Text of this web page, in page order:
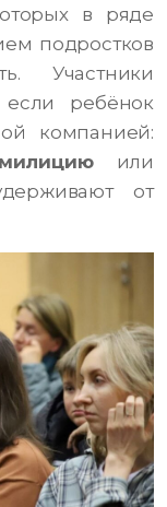
в ряде
подростков
Участники
если ребёнок
компанией:
или
от